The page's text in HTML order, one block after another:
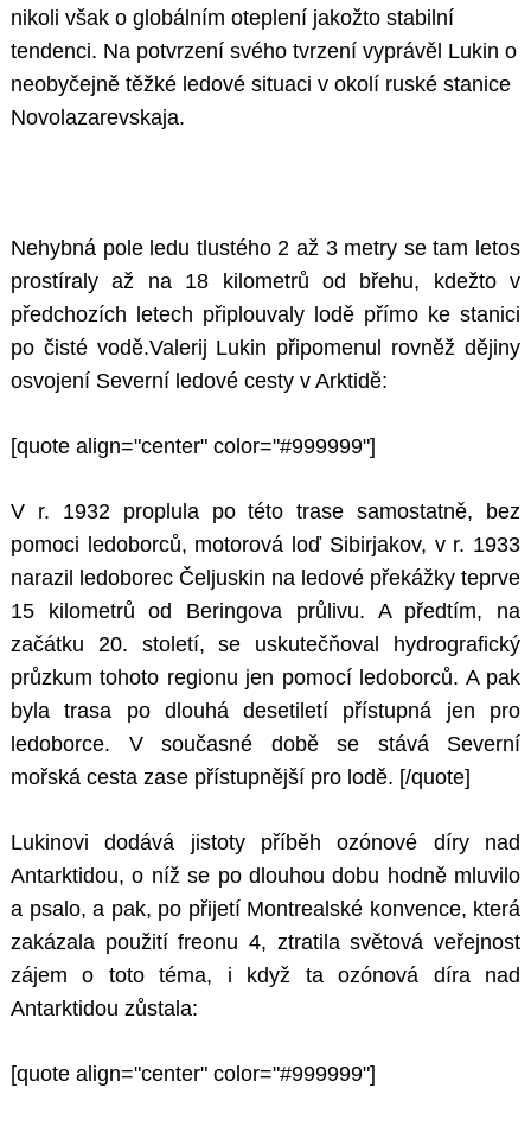
nikoli však o globálním oteplení jakožto stabilní
tendenci. Na potvrzení svého tvrzení vyprávěl Lukin o
neobyčejně těžké ledové situaci v okolí ruské stanice
Novolazarevskaja.
Nehybná pole ledu tlustého 2 až 3 metry se tam letos
prostíraly až na 18 kilometrů od břehu, kdežto v
předchozích letech připlouvaly lodě přímo ke stanici
po čisté vodě.Valerij Lukin připomenul rovněž dějiny
osvojení Severní ledové cesty v Arktidě:
[quote align="center" color="#999999"]
V r. 1932 proplula po této trase samostatně, bez
pomoci ledoborců, motorová loď Sibirjakov, v r. 1933
narazil ledoborec Čeljuskin na ledové překážky teprve
15 kilometrů od Beringova průlivu. A předtím, na
začátku 20. století, se uskutečňoval hydrografický
průzkum tohoto regionu jen pomocí ledoborců. A pak
byla trasa po dlouhá desetiletí přístupná jen pro
ledoborce. V současné době se stává Severní
mořská cesta zase přístupnější pro lodě. [/quote]
Lukinovi dodává jistoty příběh ozónové díry nad
Antarktidou, o níž se po dlouhou dobu hodně mluvilo
a psalo, a pak, po přijetí Montrealské konvence, která
zakázala použití freonu 4, ztratila světová veřejnost
zájem o toto téma, i když ta ozónová díra nad
Antarktidou zůstala:
[quote align="center" color="#999999"]